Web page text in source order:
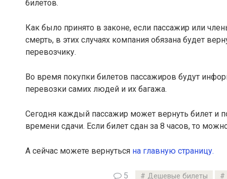
билетов.
Как было принято в законе, если пассажир или
смерть, в этих случаях компания обязана будет
перевозчику.
Во время покупки билетов пассажиров будут
перевозки самих людей и их багажа.
Сегодня каждый пассажир может вернуть билет и
времени сдачи. Если билет сдан за 8 часов, то
А сейчас можете вернуться на главную страницу.
5 Дешевые билеты